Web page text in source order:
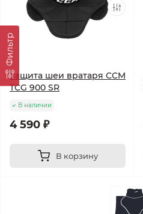
Фильтр
Защита шеи вратаря CCM
TCG 900 SR
В наличии
4 590 ₽
В корзину